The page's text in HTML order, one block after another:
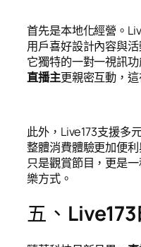
首先是本地化經營。
用戶喜好設計內容與
它獨特的一對一視訊
直播主更親密互動，
此外，Live173支援多
整體消費體驗更加便
只是觀賞節目，更是
樂方式。
五、